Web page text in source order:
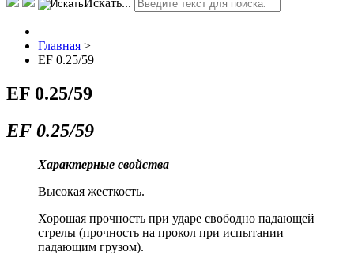
Главная >
EF 0.25/59
EF 0.25/59
EF 0.25/59
Характерные свойства
Высокая жесткость.
Хорошая прочность при ударе свободно падающей
стрелы (прочность на прокол при испытании
падающим грузом).